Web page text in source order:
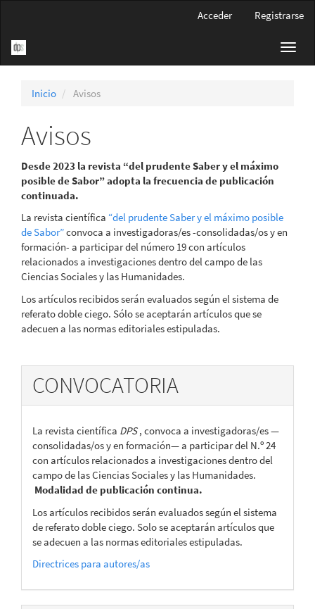
Barra
Acceder Registrarse
Inicio Avisos
Avisos
Desde 2023 la revista “del prudente Saber y el máximo
posible de Sabor” adopta la frecuencia de publicación
continuada.
La revista científica “del prudente Saber y el máximo posible
de Sabor”convoca a investigadoras/es -consolidadas/os y en
formación- a participar del número 19 con artículos
relacionados a investigaciones dentro del campo de las
Ciencias Sociales y las Humanidades.
Los artículos recibidos serán evaluados según el sistema de
referato doble ciego. Sólo se aceptarán artículos que se
adecuen a las normas editoriales estipuladas.
CONVOCATORIA
La revista científica DPS, convoca a investigadoras/es —
consolidadas/os y en formación— a participar del N.º 24
con artículos relacionados a investigaciones dentro del
campo de las Ciencias Sociales y las Humanidades.
Modalidad de publicación continua.
Los artículos recibidos serán evaluados según el sistema
de referato doble ciego. Solo se aceptarán artículos que
se adecuen a las normas editoriales estipuladas.
Directrices para autores/as